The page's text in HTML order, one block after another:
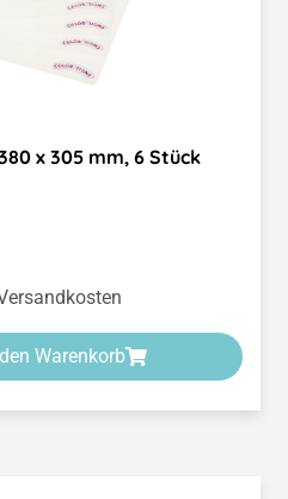
x 305 mm, 6 Stück
Warenkorb